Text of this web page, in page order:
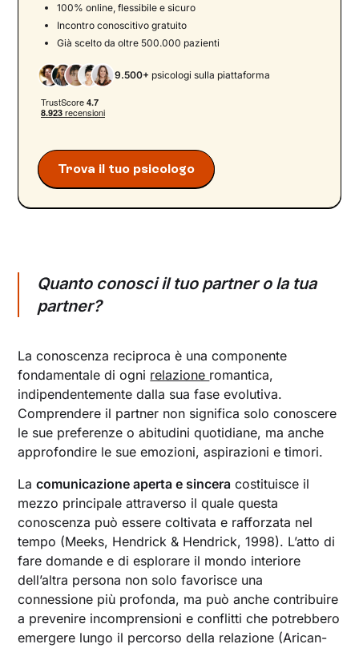
Scoprirsi e riscoprirsi
Trova il tuo psicologo
100% online, flessibile e sicuro
Incontro conoscitivo gratuito
Già scelto da oltre 500.000 pazienti
9.500+ psicologi sulla piattaforma
Quanto conosci il tuo partner o la tua
partner?
La conoscenza reciproca è una componente
fondamentale di ogni relazione romantica,
indipendentemente dalla sua fase evolutiva.
Comprendere il partner non significa solo conoscere
le sue preferenze o abitudini quotidiane, ma anche
approfondire le sue emozioni, aspirazioni e timori.
Lacomunicazione aperta e sincera costituisce il
mezzo principale attraverso il quale questa
conoscenza può essere coltivata e rafforzata nel
tempo (Meeks, Hendrick & Hendrick, 1998). L’atto di
fare domande e di esplorare il mondo interiore
dell’altra persona non solo favorisce una
connessione più profonda, ma può anche contribuire
a prevenire incomprensioni e conflitti che potrebbero
emergere lungo il percorso della relazione (Arican-